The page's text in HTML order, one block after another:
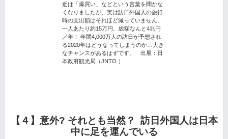
近は「爆買い」などという言葉を聞かな
くなりましたが、実は訪日外国人の旅行
時の支出額はそれほど減っていません。
一人あたり約15万円、総額なんと4兆円
／年！ 年間4,000万人の訪日が予想され
る2020年はどうなってしまうのか…大き
なチャンスがあるはずです。 出展：日
本政府観光局（JNTO ）
【４】意外? それとも当然？ 訪日外国人は日本
中に足を運んでいる